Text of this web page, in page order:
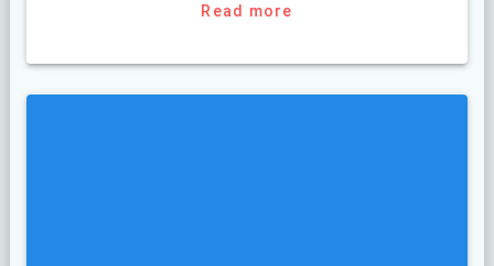
Read more